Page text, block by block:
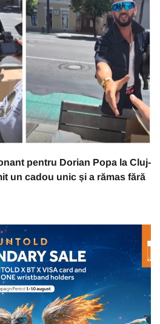
pentru Dorian Popa la Cluj-
un cadou unic și a rămas fără